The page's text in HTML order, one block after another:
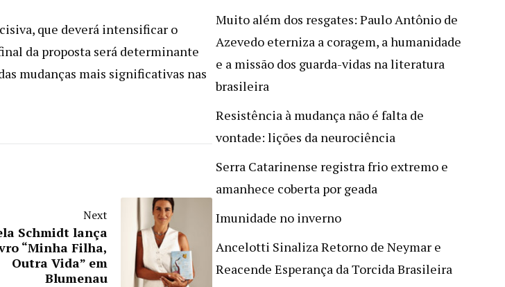
que deverá intensificar o
da proposta será determinante
mudanças mais significativas nas
Next
Schmidt lança
“Minha Filha,
Outra Vida” em
Blumenau
Muito além dos resgates: Paulo Antônio de
Azevedo eterniza a coragem, a humanidade
e a missão dos guarda-vidas na literatura
brasileira
Resistência à mudança não é falta de
vontade: lições da neurociência
Serra Catarinense registra frio extremo e
amanhece coberta por geada
Imunidade no inverno
Ancelotti Sinaliza Retorno de Neymar e
Reacende Esperança da Torcida Brasileira